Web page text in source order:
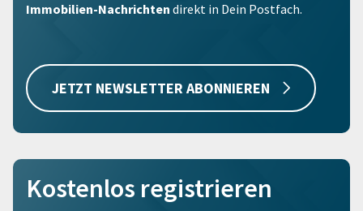
Immobilien-Nachrichten direkt in Dein Postfach.
JETZT NEWSLETTER ABONNIEREN
Kostenlos registrieren